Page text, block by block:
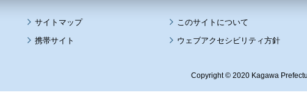
サイトマップ
このサイトについて
携帯サイト
ウェブアクセシビリティ方針
Copyright © 2020 Kagawa